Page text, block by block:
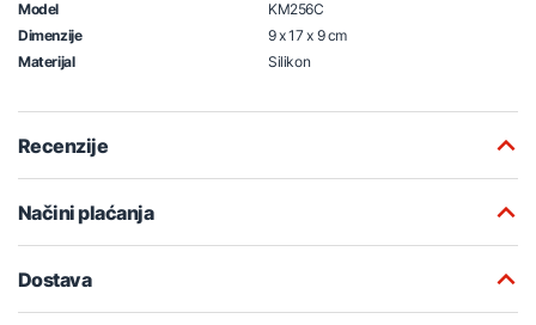
Model
KM256C
Dimenzije
9 x 17 x 9 cm
Materijal
Silikon
Recenzije
Načini plaćanja
Dostava